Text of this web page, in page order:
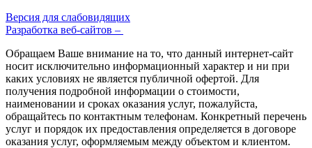
Версия для слабовидящих
Разработка веб-сайтов –
Обращаем Ваше внимание на то, что данный интернет-сайт
носит исключительно информационный характер и ни при
каких условиях не является публичной офертой. Для
получения подробной информации о стоимости,
наименовании и сроках оказания услуг, пожалуйста,
обращайтесь по контактным телефонам. Конкретный перечень
услуг и порядок их предоставления определяется в договоре
оказания услуг, оформляемым между объектом и клиентом.